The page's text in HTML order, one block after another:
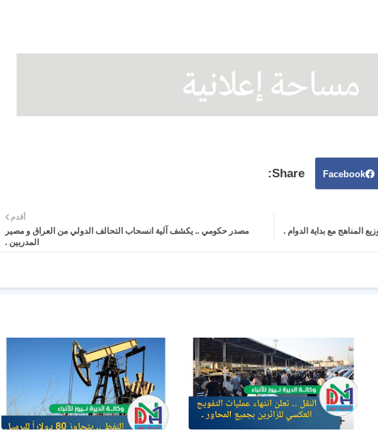
Facebook
المناهج مع بداية الدوام .
أقدم
مصدر حكومي .. يكشف آلية انسحاب التحالف الدولي من العراق و مصير
المدربين .